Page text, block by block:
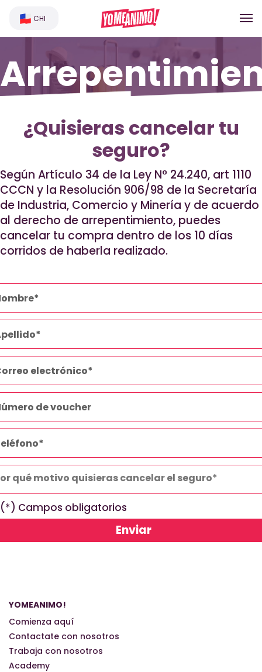
CHI
de compra
¿Quisieras cancelar tu
seguro?
Según Artículo 34 de la Ley N° 24.240, art 1110
CCCN y la Resolución 906/98 de la Secretaría
de Industria, Comercio y Minería y de acuerdo
al derecho de arrepentimiento, puedes
cancelar tu compra dentro de los 10 días
corridos de haberla realizado.
(*) Campos obligatorios
YOMEANIMO!
Comienza aquí
Contactate con nosotros
Trabaja con nosotros
Academy